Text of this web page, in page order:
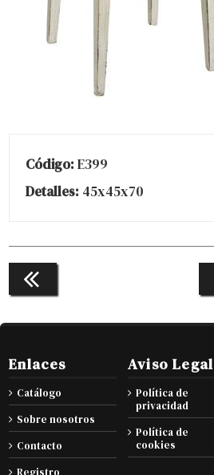
Código: E399
Detalles: 45x45x70
Enlaces
Catálogo
Sobre nosotros
Contacto
Registro
Aviso Legal
Política de
privacidad
Política de
cookies